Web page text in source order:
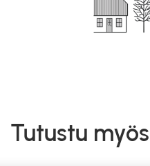
Tutustu myös